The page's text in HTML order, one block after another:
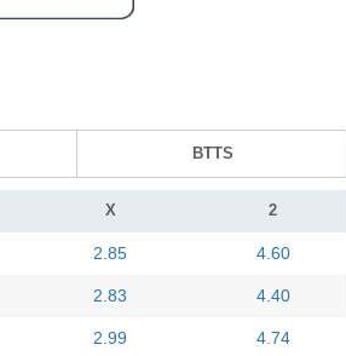
BTTS
X 2
2.85 4.60
2.83 4.40
2.99 4.74